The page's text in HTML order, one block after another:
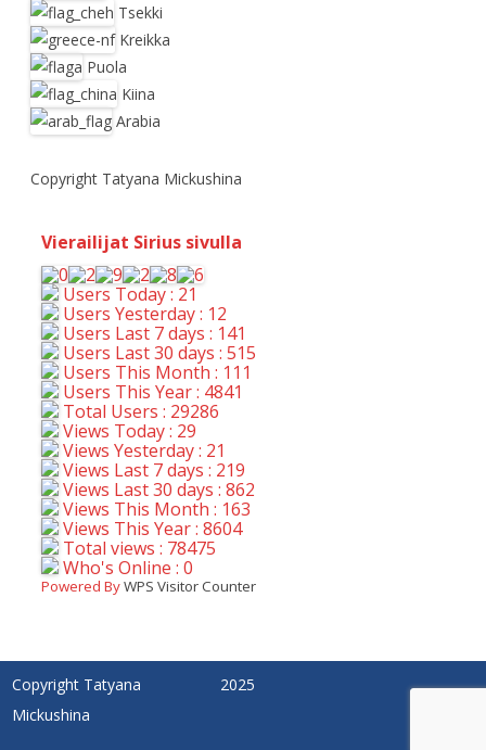
Tsekki
Kreikka
Puola
Kiina
Arabia
Copyright Tatyana Mickushina
Vierailijat Sirius sivulla
Users Today : 21
Users Yesterday : 12
Users Last 7 days : 141
Users Last 30 days : 515
Users This Month : 111
Users This Year : 4841
Total Users : 29286
Views Today : 29
Views Yesterday : 21
Views Last 7 days : 219
Views Last 30 days : 862
Views This Month : 163
Views This Year : 8604
Total views : 78475
Who's Online : 0
Powered ByWPS Visitor Counter
Copyright Tatyana
Mickushina
2025